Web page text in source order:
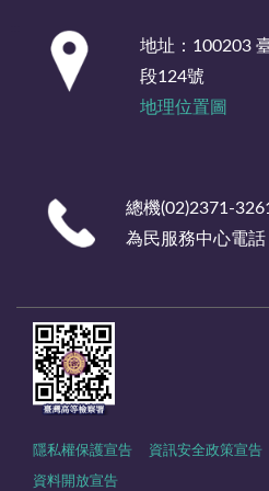
地址：100203
段124號
地理位置圖
總機(02)2371-
為民服務中心電
隱私權保護宣告 資訊安全政策宣告
資料開放宣告